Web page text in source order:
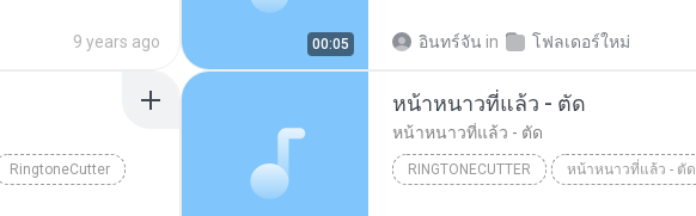
9 years ago 00:05 อินทร์จัน in โฟลเดอร์ใหม่
RingtoneCutter
หน้าหนาวที่แล้ว - ตัด
หน้าหนาวที่แล้ว - ตัด
RINGTONECUTTER หน้าหนาวที่แล้ว - ตัด